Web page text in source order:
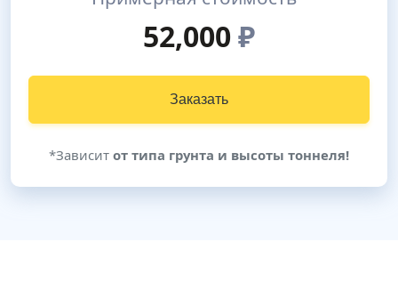
52,000₽
Заказать
*Зависит от типа грунта и высоты тоннеля!